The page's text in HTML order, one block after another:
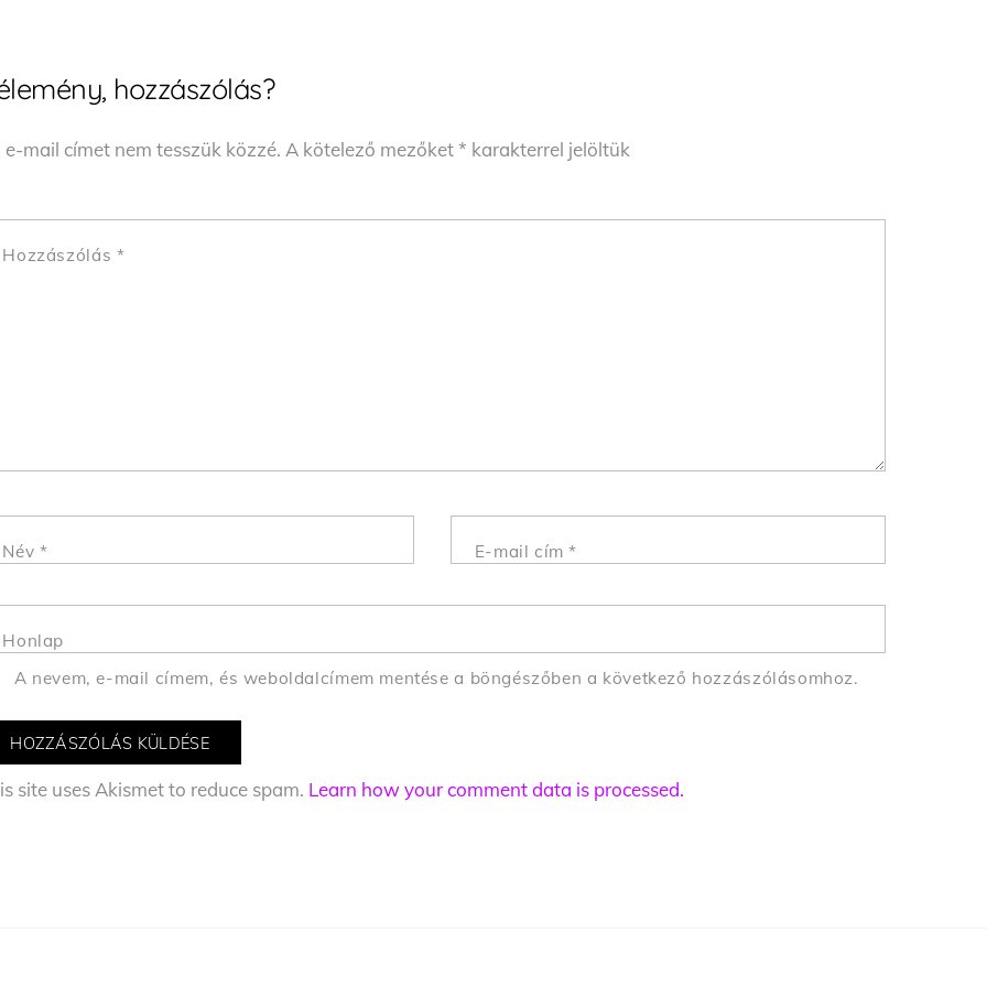
hozzászólás?
e-mail címet nem tesszük közzé. A kötelező mezőket* karakterrel jelöltük
Hozzászólás *
Név * E-mail cím*
Honlap
A nevem, e-mail címem, és weboldalcímem mentése a böngészőben a következő hozzászólásomhoz.
site uses Akismet to reduce spam. Learn how your comment data is processed.